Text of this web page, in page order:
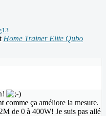
Home Trainer Elite Qubo
comme ça améliore la mesure.
de 0 à 400W! Je suis pas allé